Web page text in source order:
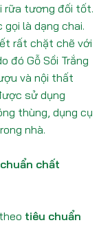
rữa tương đối tốt.
là dạng chai.
rất chặt chẽ với
đó Gỗ Sồi Trắng
và nội thất
sử dụng
thùng, dụng cụ
nhà.
chất
tiêu chuẩn